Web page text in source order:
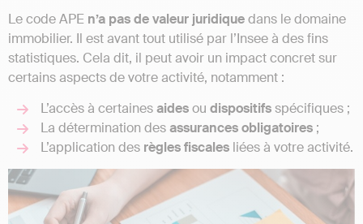
Le code APE n’a pas de valeur juridiquedans le domaine
immobilier. Il est avant tout utilisé par l’Insee à des fins
statistiques. Cela dit, il peut avoir un impact concret sur
certains aspects de votre activité, notamment :
L’accès à certainesaidesou dispositifsspécifiques ;
La détermination desassurancesobligatoires ;
L’application des règlesfiscales liées à votre activité.